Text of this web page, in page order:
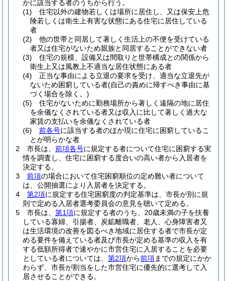
かに該当する者のうちから行う。
(1)
住宅以外の建物若しくは場所に居住し、又は保安上危
険若しくは衛生上有害な状態にある住宅に居住している
者
(2)
他の世帯と同居して著しく生活上の不便を受けている
者又は住宅がないため親族と同居することができない者
(3)
住宅の規模、設備又は間取りと世帯構成との関係から
衛生上又は風教上不適当な居住状態にある者
(4)
正当な事由による立退の要求を受け、適当な立退先が
ないため困窮している者(自己の責めに帰すべき事由に基
づく場合を除く。)
(5)
住宅がないために勤務場所から著しく遠隔の地に居住
を余儀なくされている者又は収入に比して著しく過大な
家賃の支払いを余儀なくされている者
(6)
前各号に該当する者のほか現に住宅に困窮しているこ
とが明らかな者
2
市長は、 前項各号に規定する者について住宅に困窮する実
情を調査し、住宅に困窮する度合いの高い者から入居者を
決定する。
3
前項の場合において住宅困窮順位の定め難い者について
は、公開抽選により入居者を決定する。
4
第2項に規定する住宅困窮度の判定基準は、市長が別に規
則で定める入居者選考委員会の意見を聴いて定める。
5
市長は、 第1項に規定する者のうち、20歳未満の子を扶養
している寡婦、引揚者、炭鉱離職者、老人、心身障害者又
は生活環境の改善を図るべき地域に居住する者で市長が定
める要件を備えている者及び市長が定める基準の収入を有
する低額所得者で速やかに市営住宅に入居することを必要
としている者については、 第2項から前項までの規定にかか
わらず、市長が割当をした市営住宅に優先的に選考して入
居させることができる。